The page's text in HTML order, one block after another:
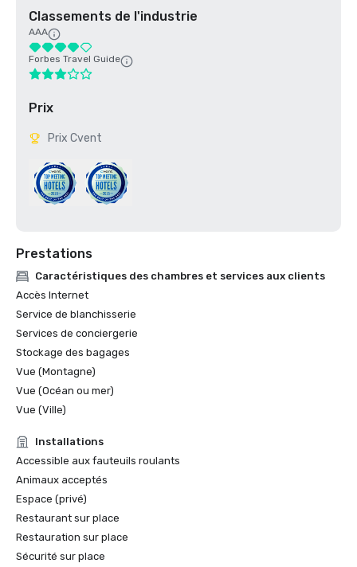
Classements de l'industrie
AAA
Forbes Travel Guide
Prix
Prix Cvent
Prestations
Caractéristiques des chambres et services aux clients
Accès Internet
Service de blanchisserie
Services de conciergerie
Stockage des bagages
Vue (Montagne)
Vue (Océan ou mer)
Vue (Ville)
Installations
Accessible aux fauteuils roulants
Animaux acceptés
Espace (privé)
Restaurant sur place
Restauration sur place
Sécurité sur place